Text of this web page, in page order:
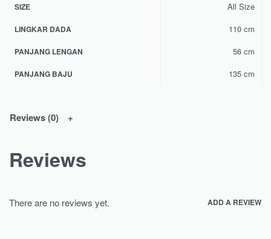
SIZE All Size
LINGKAR DADA 110 cm
PANJANG LENGAN 56 cm
PANJANG BAJU 135 cm
Reviews (0)
Reviews
There are no reviews yet. ADD A REVIEW